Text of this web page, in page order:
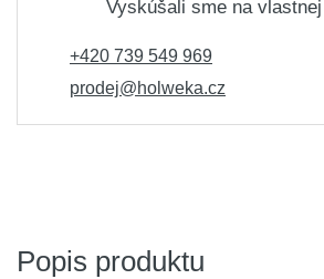
Vyskúšali sme na
+420 739 549 969
prodej@holweka.cz
Popis produktu